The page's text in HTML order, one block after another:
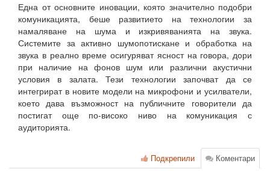
Една от основните иновации, която значително подобри
комуникацията, беше развитието на технологии за
намаляване на шума и изкривяванията на звука.
Системите за активно шумопотискане и обработка на
звука в реално време осигуряват ясност на говора, дори
при наличие на фонов шум или различни акустични
условия в залата. Тези технологии започват да се
интегрират в новите модели на микрофони и усилватели,
което дава възможност на публичните говорители да
постигат още по-високо ниво на комуникация с
аудиторията.
Коментари
Подкрепили